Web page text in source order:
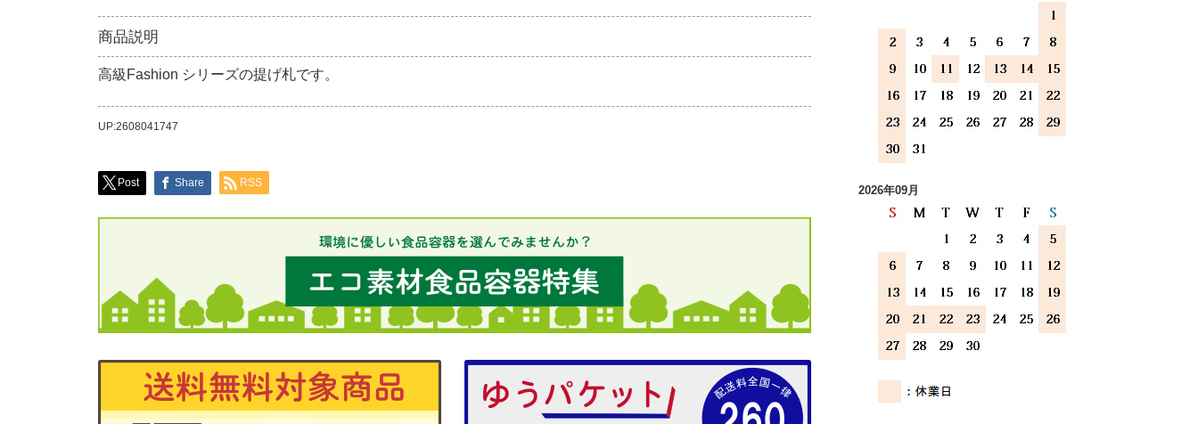
商品説明
高級Fashion シリーズの提げ札です。
UP:2608041747
Post Share RSS
2026年09月